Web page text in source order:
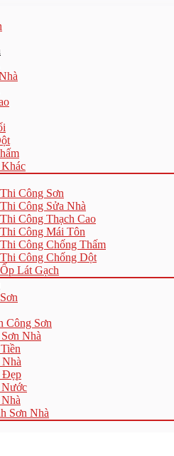
Công Sơn
Công Sửa Nhà
Công Thạch Cao
Công Mái Tôn
Công Chống Thấm
Công Chống Dột
Lát Gạch
Công Sơn
Nhà
Đẹp
Nước
Sơn Nhà